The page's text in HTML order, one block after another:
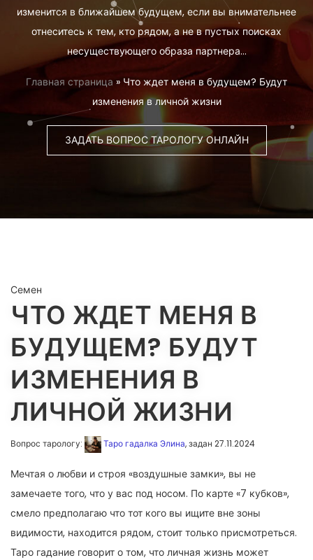
изменится в ближайшем будущем, если вы внимательнее
отнеситесь к тем, кто рядом, а не в пустых поисках
несуществующего образа партнера…
Главная страница » Что ждет меня в будущем? Будут
изменения в личной жизни
ЗАДАТЬ ВОПРОС ТАРОЛОГУ ОНЛАЙН
Семен
ЧТО ЖДЕТ МЕНЯ В
БУДУЩЕМ? БУДУТ
ИЗМЕНЕНИЯ В
ЛИЧНОЙ ЖИЗНИ
Вопрос тарологу: Таро гадалка Элина, задан 27.11.2024
Мечтая о любви и строя «воздушные замки», вы не
замечаете того, что у вас под носом. По карте «7 кубков»,
смело предполагаю что тот кого вы ищите вне зоны
видимости, находится рядом, стоит только присмотреться.
Таро гадание говорит о том, что личная жизнь может